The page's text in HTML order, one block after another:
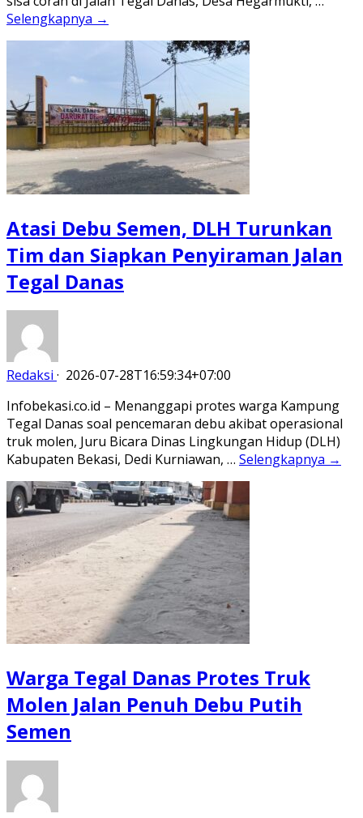
Selengkapnya →
Atasi Debu Semen, DLH Turunkan
Tim dan Siapkan Penyiraman Jalan
Tegal Danas
Redaksi · 2026-07-28T16:59:34+07:00
Infobekasi.co.id – Menanggapi protes warga Kampung
Tegal Danas soal pencemaran debu akibat operasional
truk molen, Juru Bicara Dinas Lingkungan Hidup (DLH)
Kabupaten Bekasi, Dedi Kurniawan, … Selengkapnya →
Warga Tegal Danas Protes Truk
Molen Jalan Penuh Debu Putih
Semen